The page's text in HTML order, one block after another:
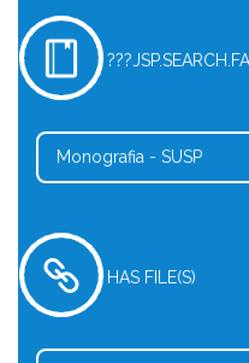
Monografia - SUSP
HAS FILE(S)